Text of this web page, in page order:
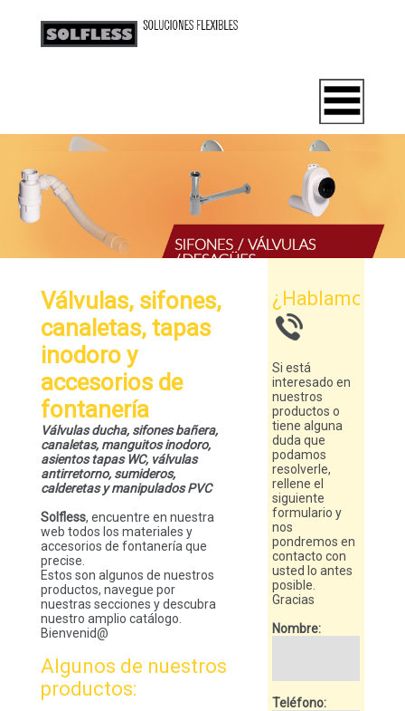
Válvulas, sifones,
canaletas, tapas
inodoro y
accesorios de
fontanería
Válvulas ducha, sifones bañera,
canaletas, manguitos inodoro,
asientos tapas WC, válvulas
antirretorno, sumideros,
calderetas y manipulados PVC
Solfless, encuentre en nuestra
web todos los materiales y
accesorios de fontanería que
precise.
Estos son algunos de nuestros
productos, navegue por
nuestras secciones y descubra
nuestro amplio catálogo.
Bienvenid@
Algunos de nuestros
productos:
¿Hablamos?
Si está
interesado en
nuestros
productos o
tiene alguna
duda que
podamos
resolverle,
rellene el
siguiente
formulario y
nos
pondremos en
contacto con
usted lo antes
posible.
Gracias
Nombre:
Teléfono: